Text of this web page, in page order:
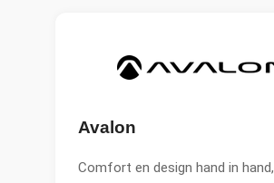
Avalon
Comfort en design hand in hand,